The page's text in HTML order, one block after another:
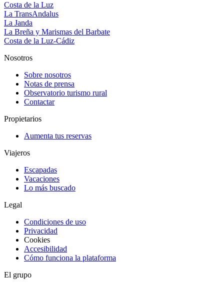
Costa de la Luz
La TransAndalus
La Janda
La Breña y Marismas del Barbate
Costa de la Luz-Cádiz
Nosotros
Sobre nosotros
Notas de prensa
Observatorio turismo rural
Contactar
Propietarios
Aumenta tus reservas
Viajeros
Escapadas
Vacaciones
Lo más buscado
Legal
Condiciones de uso
Privacidad
Cookies
Accesibilidad
Cómo funciona la plataforma
El grupo